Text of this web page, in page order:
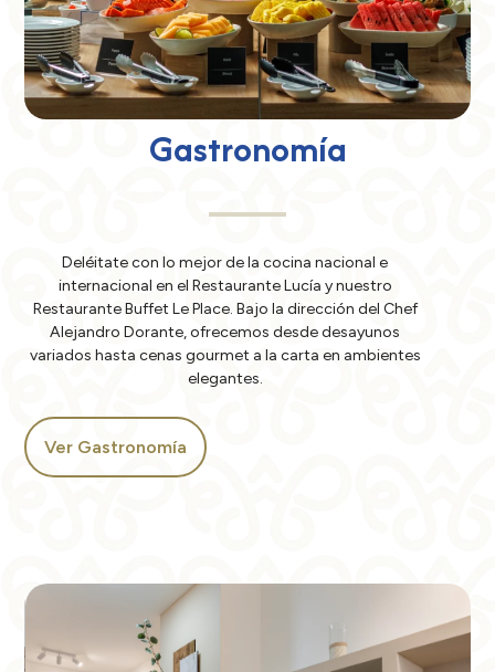
Gastronomía
Deléitate con lo mejor de la cocina nacional e
internacional en el Restaurante Lucía y nuestro
Restaurante Buffet Le Place. Bajo la dirección del Chef
Alejandro Dorante, ofrecemos desde desayunos
variados hasta cenas gourmet a la carta en ambientes
elegantes.
Ver Gastronomía